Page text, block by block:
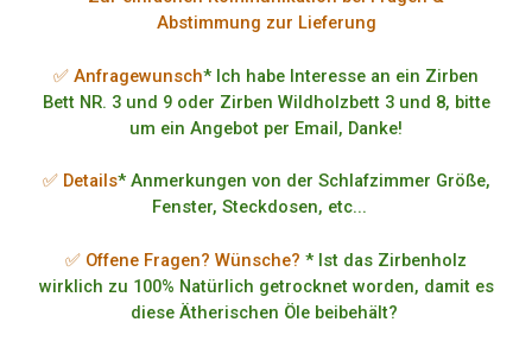
Abstimmung zur Lieferung
✅ Anfragewunsch* Ich habe Interesse an ein Zirben
Bett NR. 3 und 9 oder Zirben Wildholzbett 3 und 8, bitte
um ein Angebot per Email, Danke!
✅ Details* Anmerkungen von der Schlafzimmer Größe,
Fenster, Steckdosen, etc...
✅ Offene Fragen? Wünsche? * Ist das Zirbenholz
wirklich zu 100% Natürlich getrocknet worden, damit es
diese Ätherischen Öle beibehält?